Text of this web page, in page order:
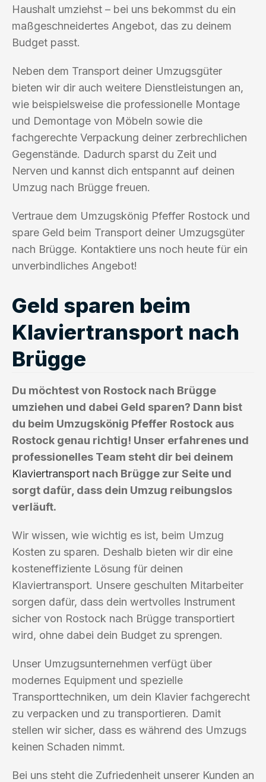
Haushalt umziehst – bei uns bekommst du ein
maßgeschneidertes Angebot, das zu deinem
Budget passt.
Neben dem Transport deiner Umzugsgüter
bieten wir dir auch weitere Dienstleistungen an,
wie beispielsweise die professionelle Montage
und Demontage von Möbeln sowie die
fachgerechte Verpackung deiner zerbrechlichen
Gegenstände. Dadurch sparst du Zeit und
Nerven und kannst dich entspannt auf deinen
Umzug nach Brügge freuen.
Vertraue dem Umzugskönig Pfeffer Rostock und
spare Geld beim Transport deiner Umzugsgüter
nach Brügge. Kontaktiere uns noch heute für ein
unverbindliches Angebot!
Geld sparen beim
Klaviertransport nach
Brügge
Du möchtest von Rostock nach Brügge
umziehen und dabei Geld sparen? Dann bist
du beim Umzugskönig Pfeffer Rostock aus
Rostock genau richtig! Unser erfahrenes und
professionelles Team steht dir bei deinem
Klaviertransport nach Brügge zur Seite und
sorgt dafür, dass dein Umzug reibungslos
verläuft.
Wir wissen, wie wichtig es ist, beim Umzug
Kosten zu sparen. Deshalb bieten wir dir eine
kosteneffiziente Lösung für deinen
Klaviertransport. Unsere geschulten Mitarbeiter
sorgen dafür, dass dein wertvolles Instrument
sicher von Rostock nach Brügge transportiert
wird, ohne dabei dein Budget zu sprengen.
Unser Umzugsunternehmen verfügt über
modernes Equipment und spezielle
Transporttechniken, um dein Klavier fachgerecht
zu verpacken und zu transportieren. Damit
stellen wir sicher, dass es während des Umzugs
keinen Schaden nimmt.
Bei uns steht die Zufriedenheit unserer Kunden an